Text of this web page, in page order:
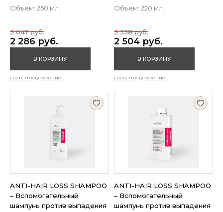
Объем: 250 мл.
2 286 руб.
3 047 руб.
В КОРЗИНУ
спец. предложение
Объем: 220 мл.
2 504 руб.
3 338 руб.
В КОРЗИНУ
спец. предложение
ANTI-HAIR LOSS SHAMPOO
– Вспомогательный
шампунь против выпадения
ANTI-HAIR LOSS SHAMPOO
– Вспомогательный
шампунь против выпадения